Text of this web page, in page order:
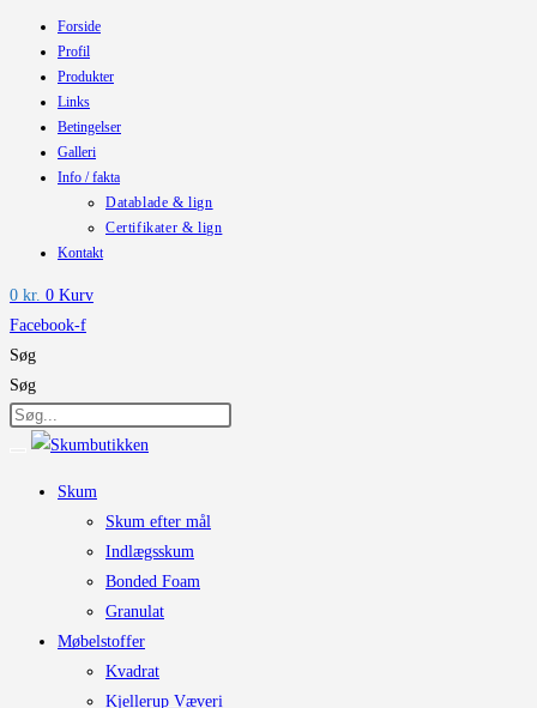
Forside
Profil
Produkter
Links
Betingelser
Galleri
Info / fakta
Datablade & lign
Certifikater & lign
Kontakt
0 kr. 0 Kurv
Facebook-f
Søg
Søg
Skum
Skum efter mål
Indlægsskum
Bonded Foam
Granulat
Møbelstoffer
Kvadrat
Kjellerup Væveri